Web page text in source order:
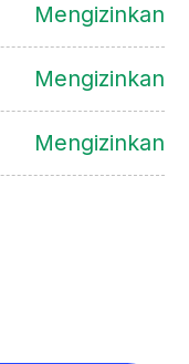
Mengizinkan
Mengizinkan
Mengizinkan